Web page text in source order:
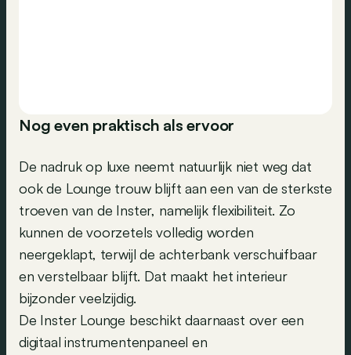
Nog even praktisch als ervoor
De nadruk op luxe neemt natuurlijk niet weg dat
ook de Lounge trouw blijft aan een van de sterkste
troeven van de Inster, namelijk flexibiliteit. Zo
kunnen de voorzetels volledig worden
neergeklapt, terwijl de achterbank verschuifbaar
en verstelbaar blijft. Dat maakt het interieur
bijzonder veelzijdig.
De Inster Lounge beschikt daarnaast over een
digitaal instrumentenpaneel en